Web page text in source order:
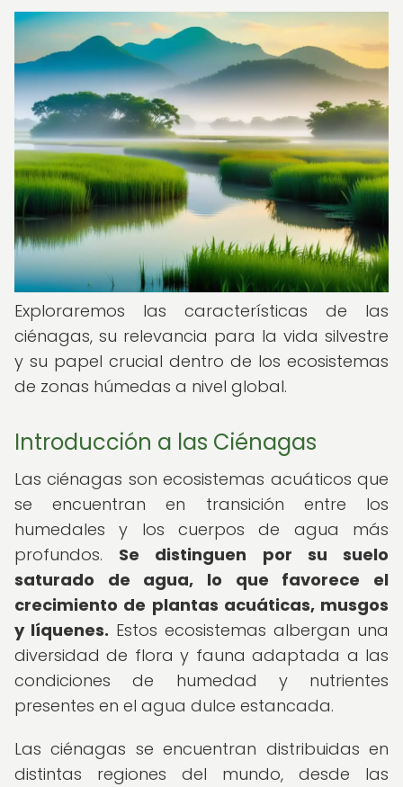
Exploraremos las características de las
ciénagas, su relevancia para la vida silvestre
y su papel crucial dentro de los ecosistemas
de zonas húmedas a nivel global.
Introducción a las Ciénagas
Las ciénagas son ecosistemas acuáticos que
se encuentran en transición entre los
humedales y los cuerpos de agua más
profundos. Se distinguen por su suelo
saturado de agua, lo que favorece el
crecimiento de plantas acuáticas, musgos
y líquenes. Estos ecosistemas albergan una
diversidad de flora y fauna adaptada a las
condiciones de humedad y nutrientes
presentes en el agua dulce estancada.
Las ciénagas se encuentran distribuidas en
distintas regiones del mundo, desde las